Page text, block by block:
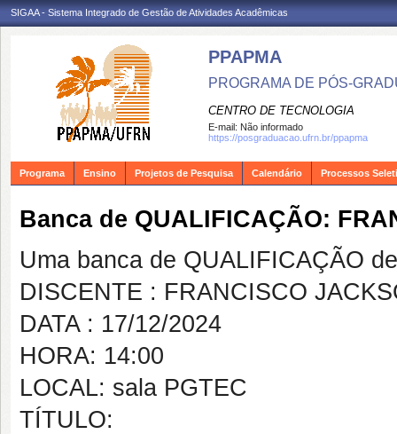
SIGAA - Sistema Integrado de Gestão de Atividades Acadêmicas
PPAPMA
PROGRAMA DE PÓS-
CENTRO DE TECNOLOGIA
E-mail: Não informado
https://posgraduacao.ufrn.br/ppapma
Programa Ensino Projetos de Pesquisa Calendário Processos
Banca de QUALIFICAÇÃO:
Uma banca de QUALIFICAÇÃO
DISCENTE : FRANCISCO
DATA : 17/12/2024
HORA: 14:00
LOCAL: sala PGTEC
TÍTULO: